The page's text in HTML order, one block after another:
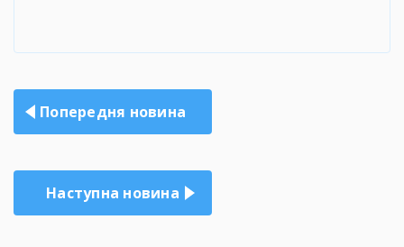
Навігація
записів
Попередня новина
Наступна новина